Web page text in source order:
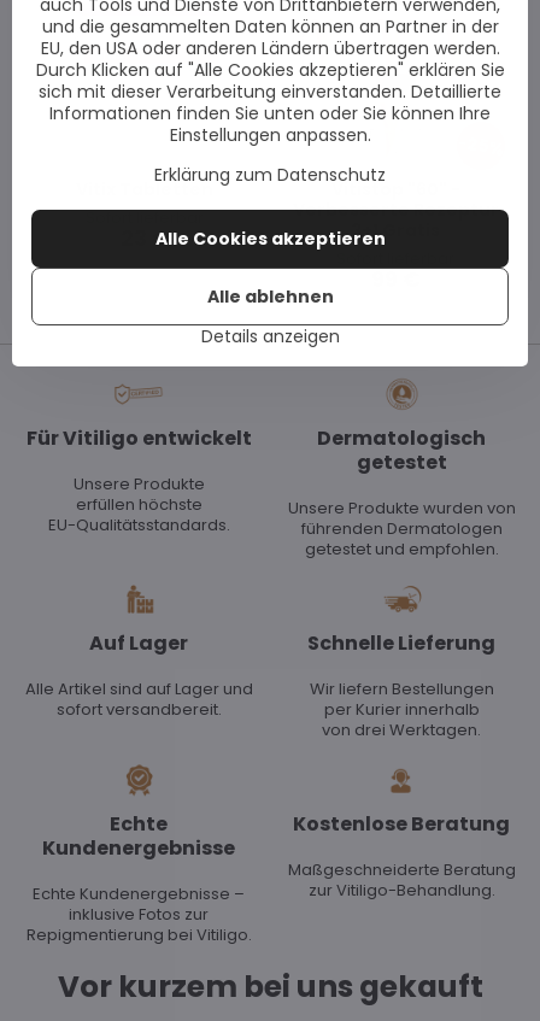
Sofort lieferbar
23 €
Verbesserte Rezeptur
3+1 Gratis
99 €
Für Vitiligo entwickelt
Unsere Produkte
erfüllen höchste
EU-Qualitätsstandards.
Dermatologisch
getestet
Unsere Produkte wurden von
führenden Dermatologen
getestet und empfohlen.
Auf Lager
Alle Artikel sind auf Lager und
sofort versandbereit.
Schnelle Lieferung
Wir liefern Bestellungen
per Kurier innerhalb
von drei Werktagen.
Echte
Kundenergebnisse
Echte Kundenergebnisse –
inklusive Fotos zur
Repigmentierung bei Vitiligo.
Kostenlose Beratung
Maßgeschneiderte Beratung
zur Vitiligo-Behandlung.
Vor kurzem bei uns gekauft
und die gesammelten Daten können an Partner in der
EU, den USA oder anderen Ländern übertragen werden.
Durch Klicken auf "Alle Cookies akzeptieren" erklären Sie
sich mit dieser Verarbeitung einverstanden. Detaillierte
Informationen finden Sie unten oder Sie können Ihre
Einstellungen anpassen.
Erklärung zum Datenschutz
Details anzeigen
Alle Cookies akzeptieren
Alle ablehnen